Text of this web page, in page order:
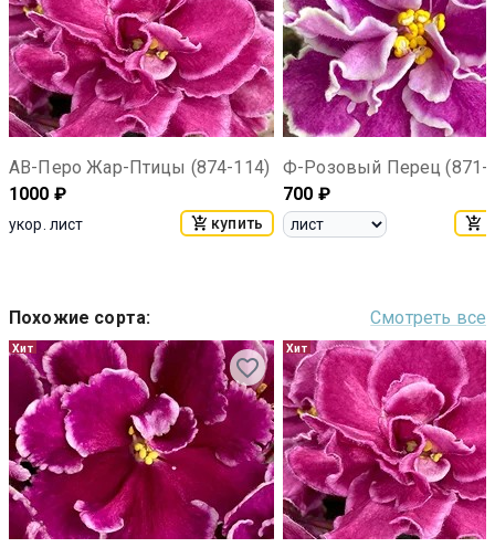
АВ-Перо Жар-Птицы (874-114)
1000 ₽
укор. лист купить
Ф-Розовый Перец (871-
700 ₽
Похожие сорта: Смотреть все
Хит Хит